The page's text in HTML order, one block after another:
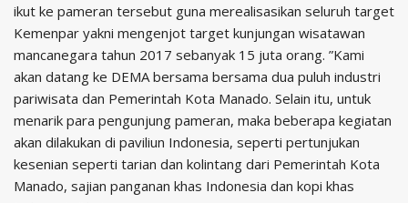
ikut ke pameran tersebut guna merealisasikan seluruh target
Kemenpar yakni mengenjot target kunjungan wisatawan
mancanegara tahun 2017 sebanyak 15 juta orang. ”Kami
akan datang ke DEMA bersama bersama dua puluh industri
pariwisata dan Pemerintah Kota Manado. Selain itu, untuk
menarik para pengunjung pameran, maka beberapa kegiatan
akan dilakukan di paviliun Indonesia, seperti pertunjukan
kesenian seperti tarian dan kolintang dari Pemerintah Kota
Manado, sajian panganan khas Indonesia dan kopi khas